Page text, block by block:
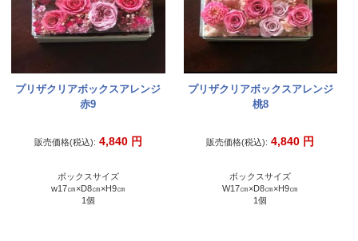
プリザクリアボックスアレンジ
赤9
販売価格(税込): 4,840 円
ボックスサイズ
w17㎝×D8㎝×H9㎝
1個
プリザクリアボックスアレンジ
桃8
販売価格(税込): 4,840 円
ボックスサイズ
W17㎝×D8㎝×H9㎝
1個